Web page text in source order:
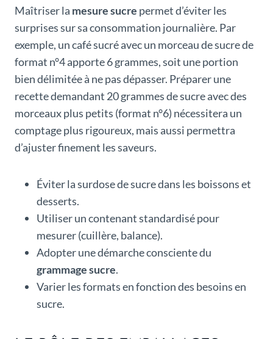
Maîtriser la mesure sucre permet d’éviter les
surprises sur sa consommation journalière. Par
exemple, un café sucré avec un morceau de sucre de
format n°4 apporte 6 grammes, soit une portion
bien délimitée à ne pas dépasser. Préparer une
recette demandant 20 grammes de sucre avec des
morceaux plus petits (format n°6) nécessitera un
comptage plus rigoureux, mais aussi permettra
d’ajuster finement les saveurs.
Éviter la surdose de sucre dans les boissons et
desserts.
Utiliser un contenant standardisé pour
mesurer (cuillère, balance).
Adopter une démarche consciente du
grammage sucre.
Varier les formats en fonction des besoins en
sucre.